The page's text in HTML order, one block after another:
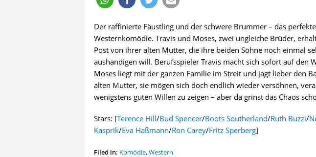
Der raffinierte Fäustling und der schwere Brummer – das
Westernkomödie. Travis und Moses, zwei ungleiche Brüder,
Post von ihrer alten Mutter, die ihre beiden Söhne noch einmal
aushändigen will. Berufsspieler Travis macht sich sofort auf den
Moses liegt mit der ganzen Familie im Streit und jagt lieber den
alten Mutter, sie mögen sich doch endlich wieder versöhnen,
wenigstens guten Willen zu zeigen – aber da grinst das Chaos
Stars: [Terence Hill/Bud Spencer/Boots Southerland/Ruth Buzzi/
Kasprik/Eva Haßmann/Ron Carey/Fritz Sperberg]
Filed in: Komödie,Western